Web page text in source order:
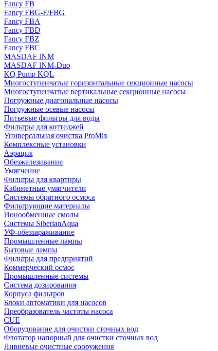
Fancy FB
Fancy FBG-F/FBG
Fancy FBA
Fancy FBD
Fancy FBZ
Fancy FBC
MASDAF INM
MASDAF INM-Duo
KQ Pump KQL
Многоступенчатые горизонтальные секционные насосы
Многоступенчатые вертикальные секционные насосы
Погружные диагональные насосы
Погружные осевые насосы
Питьевые фильтры для воды
Фильтры для коттеджей
Универсальная очистка ProMix
Комплексные установки
Аэрация
Обезжелезивание
Умягчение
Фильтры для квартиры
Кабинетные умягчители
Системы обратного осмоса
Фильтрующие материалы
Ионообменные смолы
Системы SiberianAqua
УФ-обеззараживание
Промышленные лампы
Бытовые лампы
Фильтры для предприятий
Коммерческий осмос
Промышленные системы
Система дозирования
Корпуса фильтров
Блоки автоматики для насосов
Преобразователь частоты насоса
CUE
Оборудование для очистки сточных вод
Флотатор напорный для очистки сточных вод
Ливневые очистные сооружения